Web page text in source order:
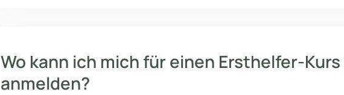
Wo kann ich mich für einen Ersthelfer-Kurs
anmelden?